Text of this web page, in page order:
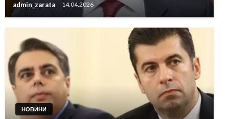
admin_zarata 14.04.2026
НОВИНИ